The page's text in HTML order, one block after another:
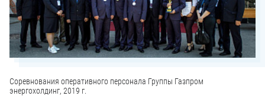
Соревнования оперативного персонала Группы Газпром
энергохолдинг, 2019 г.